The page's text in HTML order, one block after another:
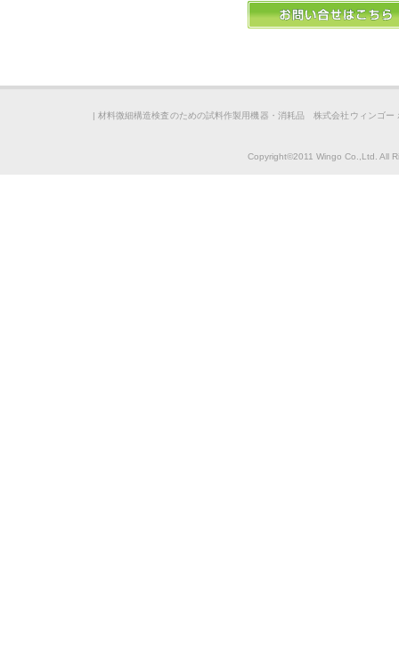
| 材料微細構造検査のための試料作製用機器・消耗品 株式会社ウィンゴー
Copyright©2011 Wingo Co.,Ltd. All